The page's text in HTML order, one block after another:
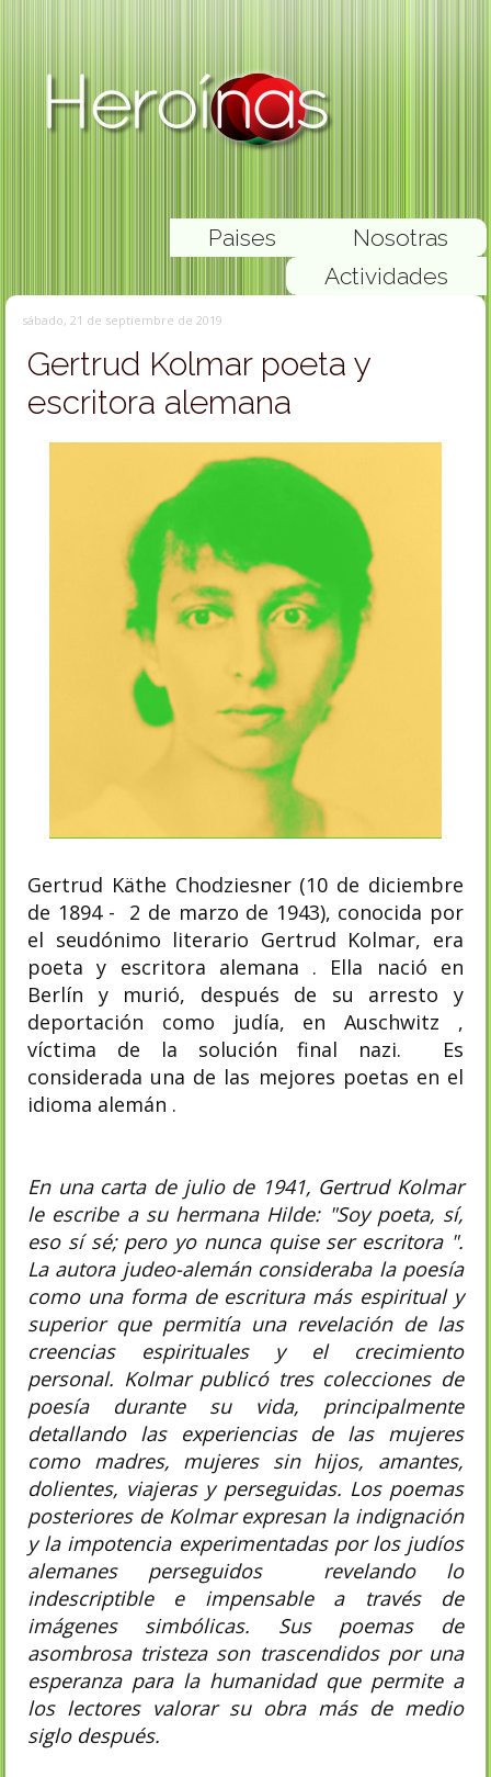
Nosotras
Paises
Actividades
sábado, 21 de septiembre de 2019
Gertrud Kolmar poeta y
escritora alemana
Gertrud Käthe Chodziesner (10 de diciembre
de 1894 - 2 de marzo de 1943), conocida por
el seudónimo literario Gertrud Kolmar, era
poeta y escritora alemana . Ella nació en
Berlín y murió, después de su arresto y
deportación como judía, en Auschwitz ,
víctima de la solución final nazi. Es
considerada una de las mejores poetas en el
idioma alemán .
En una carta de julio de 1941, Gertrud Kolmar
le escribe a su hermana Hilde: "Soy poeta, sí,
eso sí sé; pero yo nunca quise ser escritora ".
La autora judeo-alemán consideraba la poesía
como una forma de escritura más espiritual y
superior que permitía una revelación de las
creencias espirituales y el crecimiento
personal. Kolmar publicó tres colecciones de
poesía durante su vida, principalmente
detallando las experiencias de las mujeres
como madres, mujeres sin hijos, amantes,
dolientes, viajeras y perseguidas. Los poemas
posteriores de Kolmar expresan la indignación
y la impotencia experimentadas por los judíos
alemanes perseguidos revelando lo
indescriptible e impensable a través de
imágenes simbólicas. Sus poemas de
asombrosa tristeza son trascendidos por una
esperanza para la humanidad que permite a
los lectores valorar su obra más de medio
siglo después.